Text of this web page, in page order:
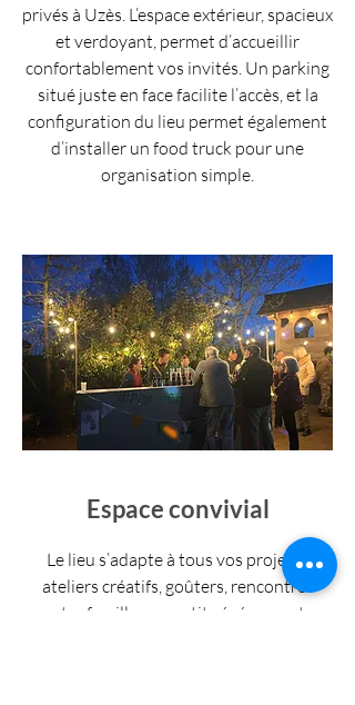
privés à Uzès. L’espace extérieur, spacieux
et verdoyant, permet d’accueillir
confortablement vos invités. Un parking
situé juste en face facilite l’accès, et la
configuration du lieu permet également
d’installer un food truck pour une
organisation simple.
Espace convivial
Le lieu s’adapte à tous vos projets :
ateliers créatifs, goûters, rencontres
entre familles ou petits événements